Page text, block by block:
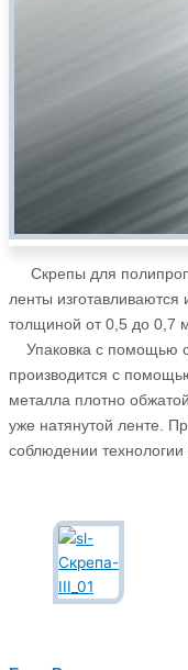
Скрепы для
ленты изготавливаются
толщиной от 0,5 до 0,7
Упаковка с помощью
производится с
металла плотно
уже натянутой ленте.
соблюдении